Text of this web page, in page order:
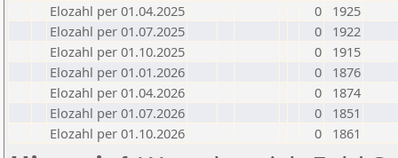
Elozahl per 01.04.2025
0
1925
Elozahl per 01.07.2025
0
1922
Elozahl per 01.10.2025
0
1915
Elozahl per 01.01.2026
0
1876
Elozahl per 01.04.2026
0
1874
Elozahl per 01.07.2026
0
1851
Elozahl per 01.10.2026
0 1861